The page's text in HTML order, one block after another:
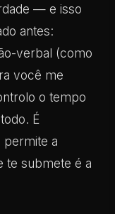
— e isso
antes:
verbal (como
você me
o tempo
É
permite a
te submete é a